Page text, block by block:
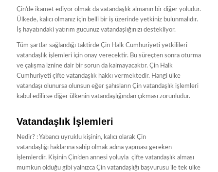
Çin’de ikamet ediyor olmak da vatandaşlık almanın bir diğer yoludur.
Ülkede, kalıcı olmanız için belli bir iş üzerinde yetkiniz bulunmalıdır.
İş hayatındaki yatırım gücünüz vatandaşlığınızı destekliyor.
Tüm şartlar sağlandığı taktirde Çin Halk Cumhuriyeti yetkilileri
vatandaşlık işlemleri için onay verecektir. Bu süreçten sonra oturma
ve çalışma iznine dair bir sorun da kalmayacaktır. Çin Halk
Cumhuriyeti çifte vatandaşlık hakkı vermektedir. Hangi ülke
vatandaşı olunursa olunsun eğer şahısların Çin vatandaşlık işlemleri
kabul edilirse diğer ülkenin vatandaşlığından çıkması zorunludur.
Vatandaşlık İşlemleri
Nedir? : Yabancı uyruklu kişinin, kalıcı olarak Çin
vatandaşlığı haklarına sahip olmak adına yapması gereken
işlemlerdir. Kişinin Çin’den annesi yoluyla çifte vatandaşlık alması
mümkün olduğu gibi yalnızca Çin vatandaşlığı başvurusu ile tek ülke